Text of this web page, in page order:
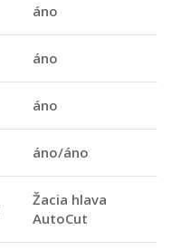
áno
áno
áno
áno/áno
Žacia hlava
AutoCut